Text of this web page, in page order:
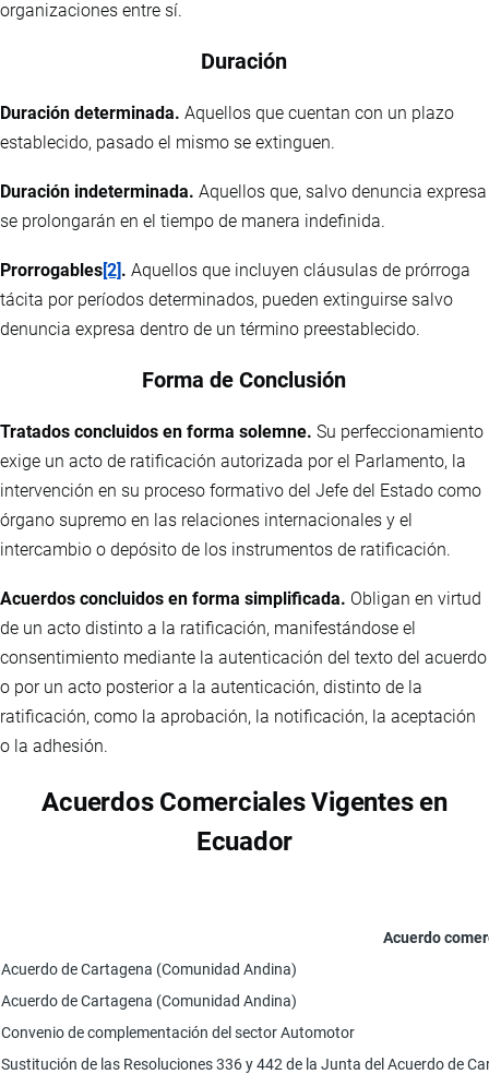
organizaciones entre sí.
Duración
Duración determinada. Aquellos que cuentan con un plazo
establecido, pasado el mismo se extinguen.
Duración indeterminada. Aquellos que, salvo denuncia expresa
se prolongarán en el tiempo de manera indefinida.
Prorrogables[2]. Aquellos que incluyen cláusulas de prórroga
tácita por períodos determinados, pueden extinguirse salvo
denuncia expresa dentro de un término preestablecido.
Forma de Conclusión
Tratados concluidos en forma solemne. Su perfeccionamiento
exige un acto de ratificación autorizada por el Parlamento, la
intervención en su proceso formativo del Jefe del Estado como
órgano supremo en las relaciones internacionales y el
intercambio o depósito de los instrumentos de ratificación.
Acuerdos concluidos en forma simplificada. Obligan en virtud
de un acto distinto a la ratificación, manifestándose el
consentimiento mediante la autenticación del texto del acuerdo
o por un acto posterior a la autenticación, distinto de la
ratificación, como la aprobación, la notificación, la aceptación
o la adhesión.
Acuerdos Comerciales Vigentes en
Ecuador
Acuerdo
Acuerdo de Cartagena (Comunidad Andina)
Acuerdo de Cartagena (Comunidad Andina)
Convenio de complementación del sector Automotor
Sustitución de las Resoluciones 336 y 442 de la Junta del Acuerdo de